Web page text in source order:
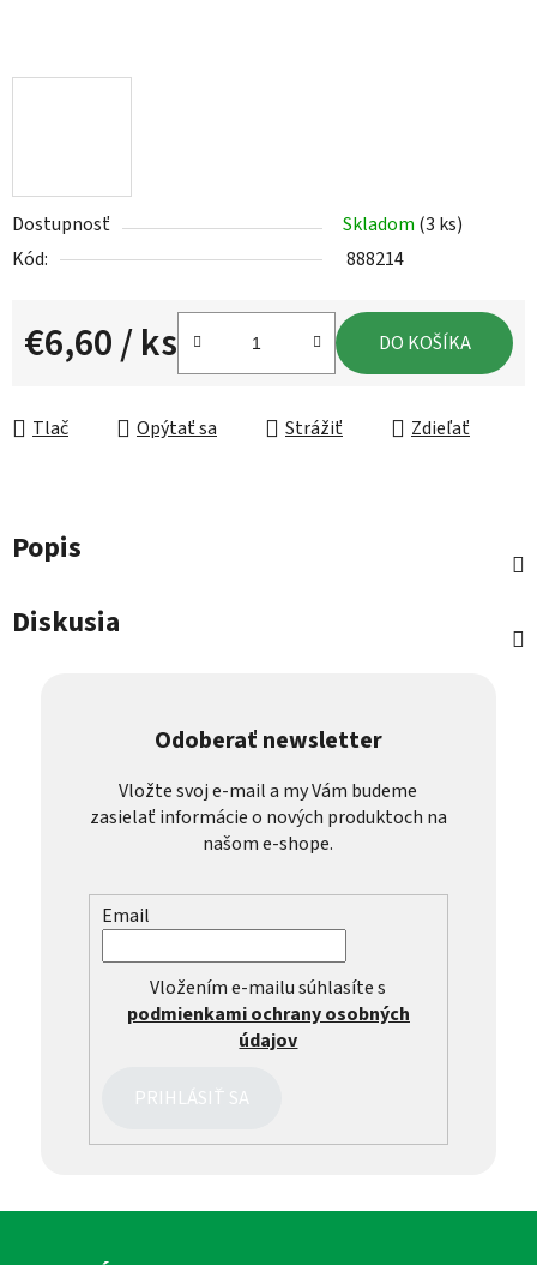
Dostupnosť Skladom (3 ks)
Kód:
888214
€6,60/ ks DO KOŠÍKA
Tlač Opýtať sa Strážiť Zdieľať
Popis
Diskusia
Odoberať newsletter
Vložte svoj e-mail a my Vám budeme
zasielať informácie o nových produktoch na
našom e-shope.
Email
Vložením e-mailu súhlasíte s
podmienkami ochrany osobných
údajov
PRIHLÁSIŤ SA
Z